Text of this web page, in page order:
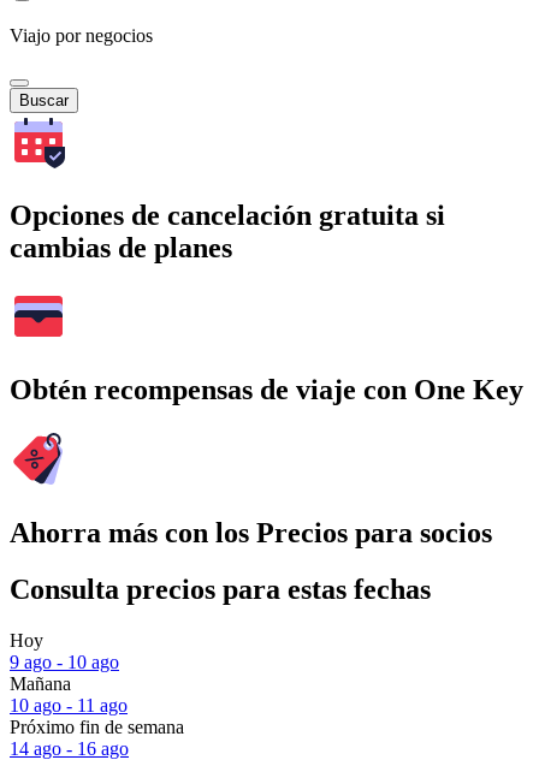
Viajo por negocios
Buscar
Opciones de cancelación gratuita si
cambias de planes
Obtén recompensas de viaje con One Key
Ahorra más con los Precios para socios
Consulta precios para estas fechas
Hoy
9 ago - 10 ago
Mañana
10 ago - 11 ago
Próximo fin de semana
14 ago - 16 ago